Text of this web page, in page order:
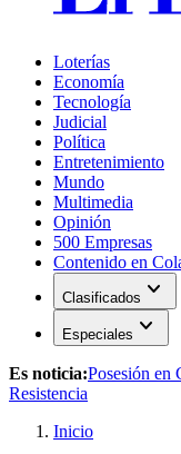
Loterías
Economía
Tecnología
Judicial
Política
Entretenimiento
Mundo
Multimedia
Opinión
500 Empresas
Contenido en
Clasificados expand_more
Especiales expand_more
Es noticia:Posesión en
Resistencia
Inicio